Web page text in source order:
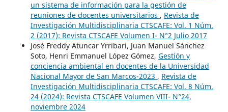
un sistema de información para la gestión de
reuniones de docentes universitarios , Revista de
Investigación Multidisciplinaria CTSCAFE: Vol. 1 Núm.
2 (2017): Revista CTSCAFE Volumen I- N°2 Julio 2017
José Freddy Atuncar Yrribari, Juan Manuel Sánchez
Soto, Henri Emmanuel López Gómez, Gestión y
conciencia ambiental en docentes de la Universidad
Nacional Mayor de San Marcos-2023 , Revista de
Investigación Multidisciplinaria CTSCAFE: Vol. 8 Núm.
24 (2024): Revista CTSCAFE Volumen VIII- N°24,
noviembre 2024